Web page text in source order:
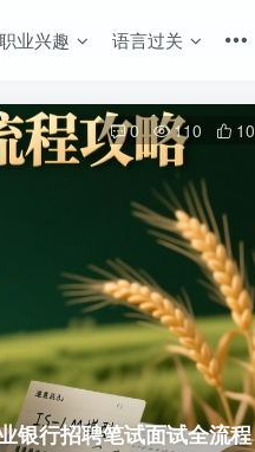
职业兴趣 语言过关
银行招聘笔试面试全流程
0 110 10